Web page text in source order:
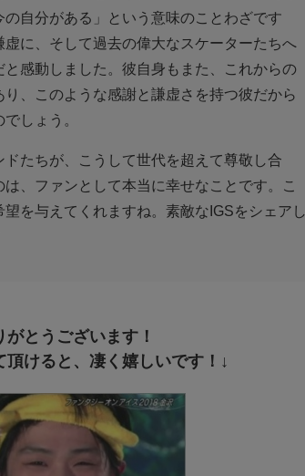
自分がある」という意味のことわざです
に、そして過去の偉大なスケーターたちへ
感動しました。彼自身もまた、これからの
、このような感謝と謙虚さを持つ彼だから
しょう。
たちが、こうして世代を超えて尊敬し合
、ファンとして本当に幸せなことです。こ
を与えてくれますね。素敵なIGSをシェアし
とうございます！
頂けると、凄く嬉しいです！↓